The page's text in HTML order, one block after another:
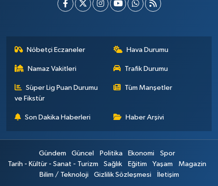
Nöbetçi Eczaneler Hava Durumu
Namaz Vakitleri Trafik Durumu
Süper Lig Puan Durumu
ve Fikstür
Tüm Manşetler
Son Dakika Haberleri Haber Arşivi
Gündem Güncel Politika Ekonomi
Spor
Tarih - Kültür - Sanat - Turizm
Sağlık Eğitim Yaşam
Magazin
Bilim / Teknoloji
Gizlilik Sözleşmesi İletişim